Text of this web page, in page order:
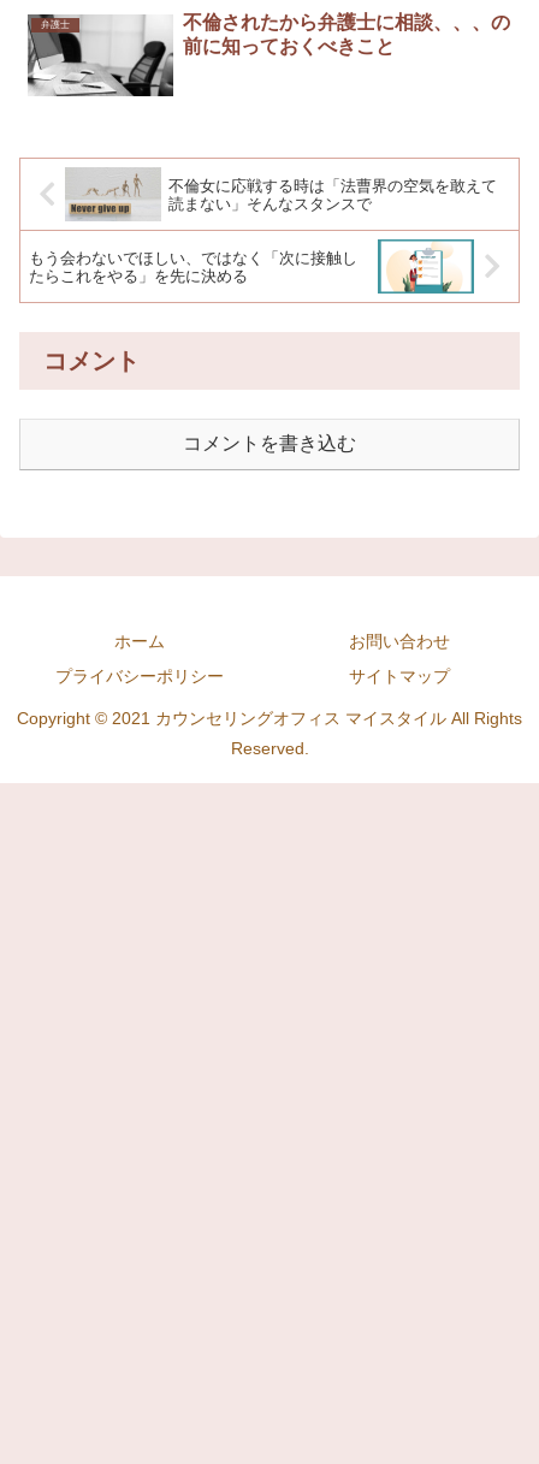
弁護士
不倫されたから弁護士に相談、、、の
前に知っておくべきこと
不倫女に応戦する時は「法曹界の空気を敢えて
読まない」そんなスタンスで
もう会わないでほしい、ではなく「次に接触し
たらこれをやる」を先に決める
コメント
コメントを書き込む
ホーム
お問い合わせ
プライバシーポリシー
サイトマップ
Copyright © 2021 カウンセリングオフィス マイスタイル All Rights
Reserved.